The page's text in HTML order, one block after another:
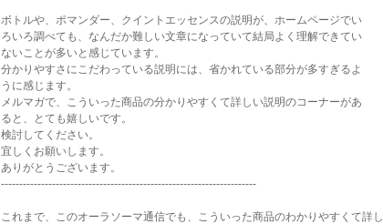
ボトルや、ポマンダー、クイントエッセンスの説明が、ホームページでい
ろいろ調べても、なんだか難しい文章になっていて結局よく理解できてい
ないことが多いと感じています。
分かりやすさにこだわっている説明には、省かれている部分が多すぎるよ
うに感じます。
メルマガで、こういった商品の分かりやすくて詳しい説明のコーナーがあ
ると、とても嬉しいです。
検討してください。
宜しくお願いします。
ありがとうございます。
----------------------------------------------------------------------
これまで、このオーラソーマ通信でも、こういった商品のわかりやすくて詳し